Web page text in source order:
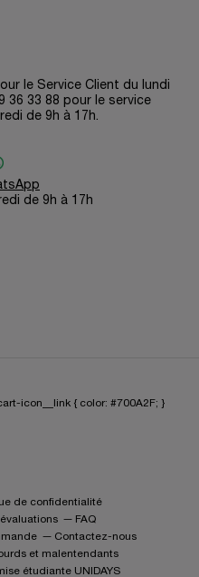
le Service Client du lundi
36 33 88 pour le service
de 9h à 17h.
de 9h à 17h
icon__link { color: #700A2F; }
de confidentialité
FAQ
Contactez-nous
et malentendants
étudiante UNIDAYS